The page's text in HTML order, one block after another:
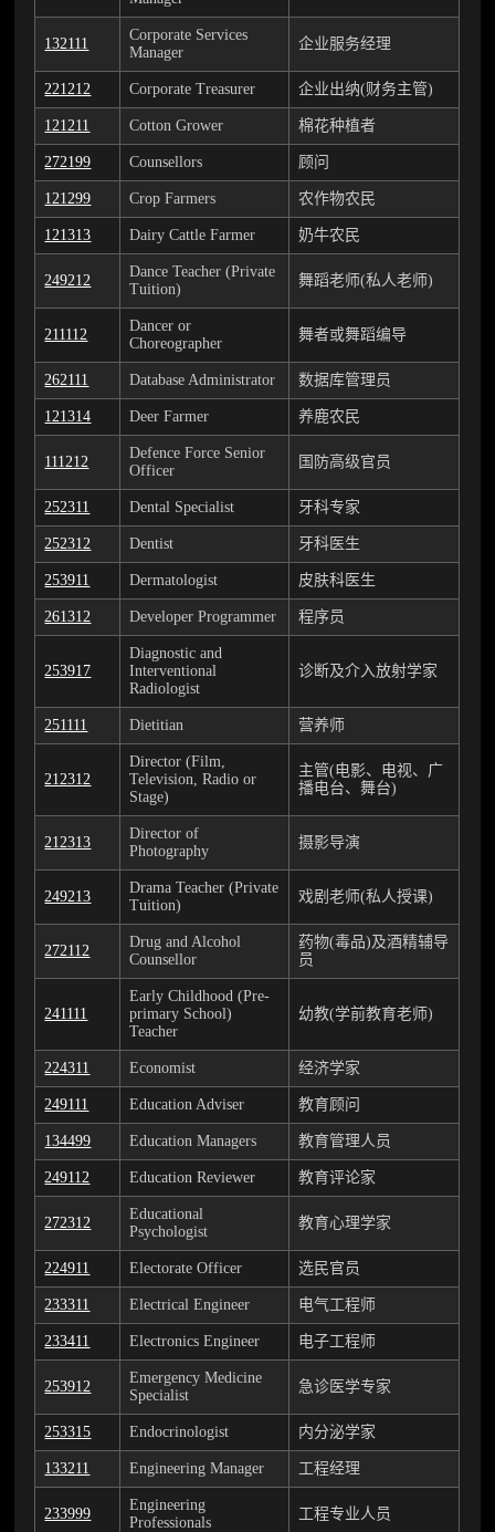
132111
Corporate Services
Manager
企业服务经理
221212 Corporate Treasurer 企业出纳(财务主管)
121211 Cotton Grower 棉花种植者
272199 Counsellors 顾问
121299 Crop Farmers 农作物农民
121313 Dairy Cattle Farmer 奶牛农民
249212
Dance Teacher (Private
Tuition)
舞蹈老师(私人老师)
211112
Dancer or
Choreographer
舞者或舞蹈编导
262111 Database Administrator 数据库管理员
121314 Deer Farmer 养鹿农民
111212
Defence Force Senior
Officer
国防高级官员
252311 Dental Specialist 牙科专家
252312 Dentist 牙科医生
253911 Dermatologist 皮肤科医生
261312 Developer Programmer 程序员
253917
Diagnostic and
Interventional
Radiologist
诊断及介入放射学家
251111 Dietitian 营养师
212312
Director (Film,
Television, Radio or
Stage)
主管(电影、电视、广
播电台、舞台)
212313
Director of
Photography
摄影导演
249213
Drama Teacher (Private
Tuition)
戏剧老师(私人授课)
272112
Drug and Alcohol
Counsellor
药物(毒品)及酒精辅导
员
241111
Early Childhood (Pre-
primary School)
Teacher
幼教(学前教育老师)
224311 Economist 经济学家
249111 Education Adviser 教育顾问
134499 Education Managers 教育管理人员
249112 Education Reviewer 教育评论家
272312
Educational
Psychologist
教育心理学家
224911 Electorate Officer 选民官员
233311 Electrical Engineer 电气工程师
233411 Electronics Engineer 电子工程师
253912
Emergency Medicine
Specialist
急诊医学专家
253315 Endocrinologist 内分泌学家
133211 Engineering Manager 工程经理
233999
Engineering
Professionals
工程专业人员